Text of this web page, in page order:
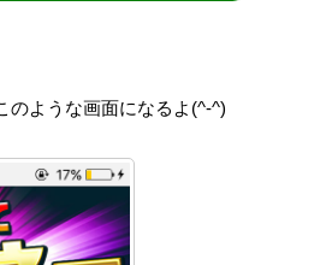
のような画面になるよ(^-^)